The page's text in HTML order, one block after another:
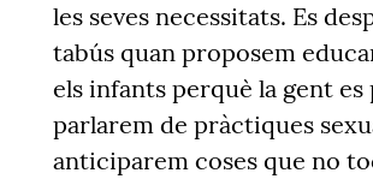
les seves necessitats. Es
tabús quan proposem
els infants perquè la gent es
parlarem de pràctiques
anticiparem coses que no